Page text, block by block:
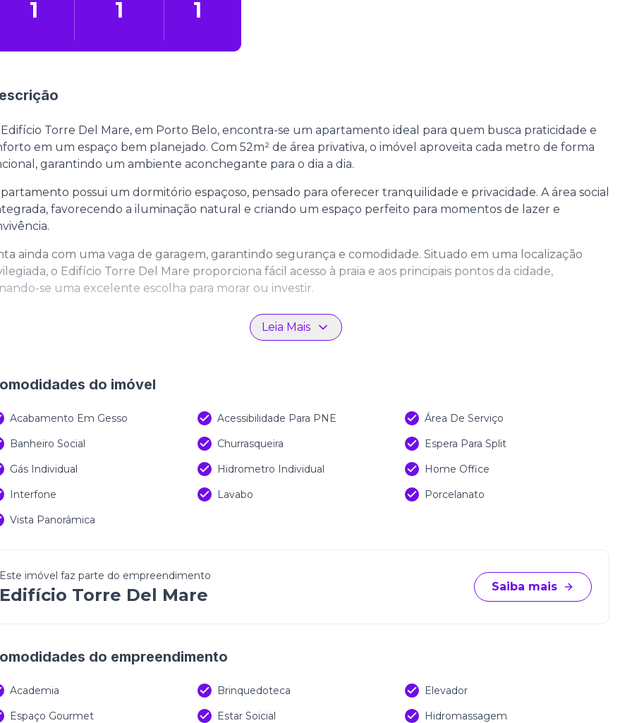
1 1 1
Torre Del Mare, em Porto Belo, encontra-se um apartamento ideal para quem busca praticidade e
em um espaço bem planejado. Com 52m² de área privativa, o imóvel aproveita cada metro de forma
garantindo um ambiente aconchegante para o dia a dia.
possui um dormitório espaçoso, pensado para oferecer tranquilidade e privacidade. A área social
favorecendo a iluminação natural e criando um espaço perfeito para momentos de lazer e
ainda com uma vaga de garagem, garantindo segurança e comodidade. Situado em uma localização
o Edifício Torre Del Mare proporciona fácil acesso à praia e aos principais pontos da cidade,
se uma excelente escolha para morar ou investir.
Leia Mais
do imóvel
Acabamento Em Gesso Acessibilidade Para PNE
Área De Serviço
Banheiro Social
Churrasqueira
Espera Para Split
Gás Individual
Hidrometro Individual
Home Office
Interfone
Lavabo
Porcelanato
Vista Panorâmica
Este imóvel faz parte do empreendimento
Edifício Torre Del Mare Saiba mais
do empreendimento
Academia Brinquedoteca
Elevador
Espaço Gourmet
Estar Soicial
Hidromassagem